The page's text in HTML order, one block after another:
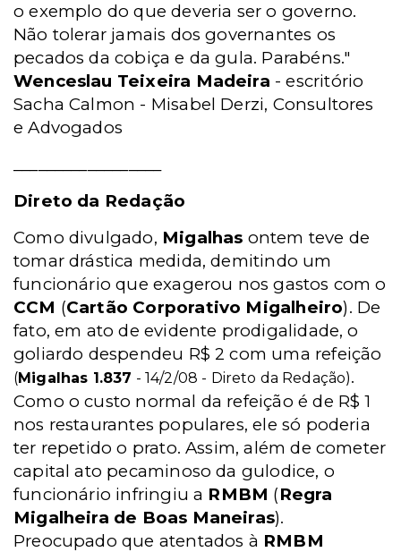
o exemplo do que deveria ser o governo.
Não tolerar jamais dos governantes os
pecados da cobiça e da gula. Parabéns."
Wenceslau Teixeira Madeira - escritório
Sacha Calmon - Misabel Derzi, Consultores
e Advogados
Direto da Redação
Como divulgado, Migalhas ontem teve de
tomar drástica medida, demitindo um
funcionário que exagerou nos gastos com o
CCM (Cartão Corporativo Migalheiro). De
fato, em ato de evidente prodigalidade, o
goliardo despendeu R$ 2 com uma refeição
(Migalhas 1.837 - 14/2/08 - Direto da Redação).
Como o custo normal da refeição é de R$ 1
nos restaurantes populares, ele só poderia
ter repetido o prato. Assim, além de cometer
capital ato pecaminoso da gulodice, o
funcionário infringiu a RMBM (Regra
Migalheira de Boas Maneiras).
Preocupado que atentados à RMBM